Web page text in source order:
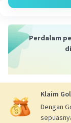
Perdalam
Klaim
Dengan